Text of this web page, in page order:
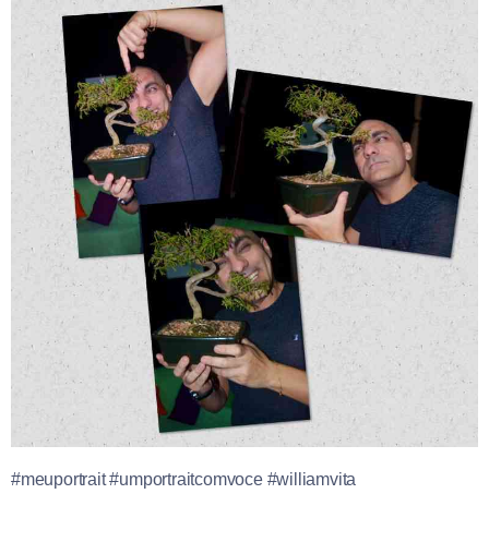
#meuportrait #umportraitcomvoce #williamvita